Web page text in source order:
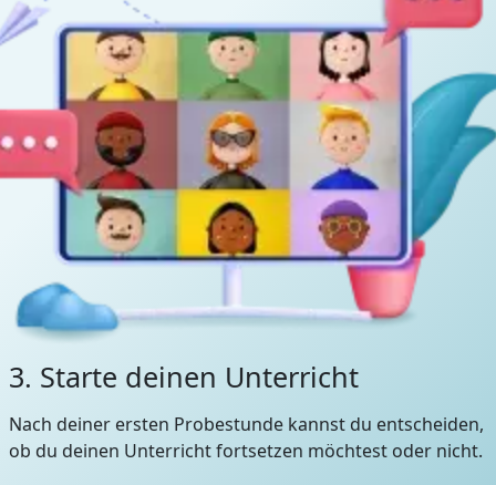
3. Starte deinen Unterricht
Nach deiner ersten Probestunde kannst du entscheiden,
ob du deinen Unterricht fortsetzen möchtest oder nicht.